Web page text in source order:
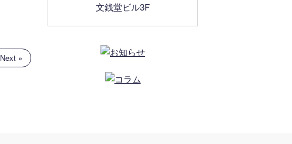
Next »
文銭堂ビル3F